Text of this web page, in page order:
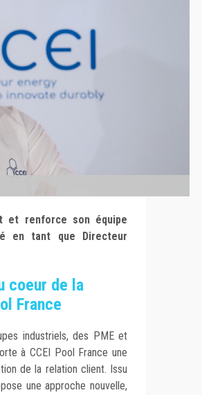
et renforce son équipe
en tant que Directeur
coeur de la
France
industriels, des PME et
à CCEI Pool France une
de la relation client. Issu
une approche nouvelle,